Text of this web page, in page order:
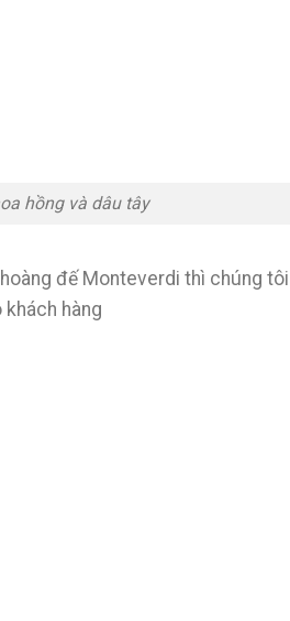
hồng và dâu tây
đế Monteverdi thì chúng tôi
hàng